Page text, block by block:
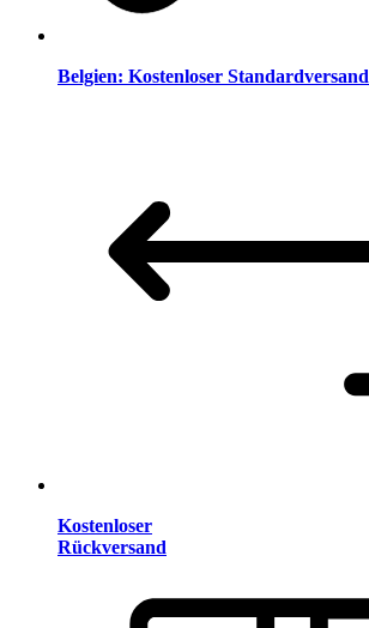
Belgien: Kostenloser Standardversand
Kostenloser
Rückversand